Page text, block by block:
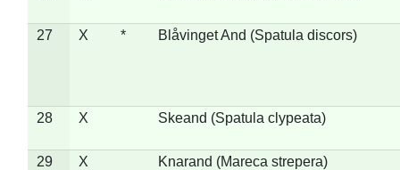
27 X * Blåvinget And (Spatula discors)
28 X Skeand (Spatula clypeata)
29 X Knarand (Mareca strepera)